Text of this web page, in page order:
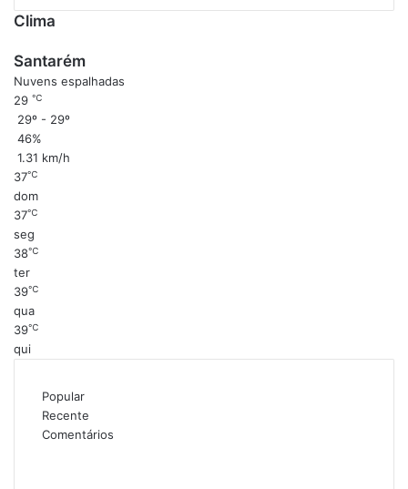
Clima
Santarém
Nuvens espalhadas
29 ℃
29º - 29º
46%
1.31 km/h
37℃
dom
37℃
seg
38℃
ter
39℃
qua
39℃
qui
Popular
Recente
Comentários